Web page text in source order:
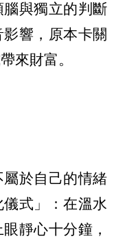
與獨立的判斷
響，原本卡關
來財富。
於自己的情緒
式」：在溫水
靜心十分鐘，